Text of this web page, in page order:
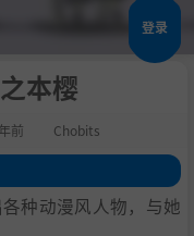
登录
本樱
前 Chobits
种动漫风人物，与她